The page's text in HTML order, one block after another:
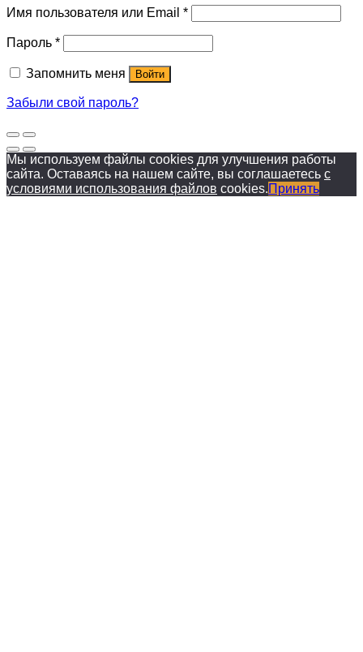
Имя пользователя или Email *
Пароль *
Запомнить меня Войти
Забыли свой пароль?
Мы используем файлы cookies для улучшения работы
сайта. Оставаясь на нашем сайте, вы соглашаетесь с
условиями использования файлов cookies.Принять